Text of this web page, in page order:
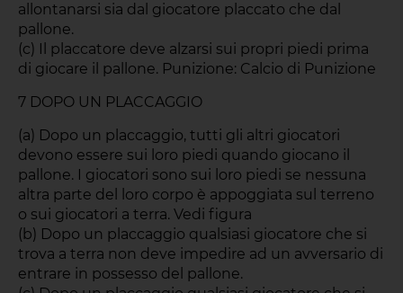
allontanarsi sia dal giocatore placcato che dal
pallone.
(c) Il placcatore deve alzarsi sui propri piedi prima
di giocare il pallone. Punizione: Calcio di Punizione
7 DOPO UN PLACCAGGIO
(a) Dopo un placcaggio, tutti gli altri giocatori
devono essere sui loro piedi quando giocano il
pallone. I giocatori sono sui loro piedi se nessuna
altra parte del loro corpo è appoggiata sul terreno
o sui giocatori a terra. Vedi figura
(b) Dopo un placcaggio qualsiasi giocatore che si
trova a terra non deve impedire ad un avversario di
entrare in possesso del pallone.